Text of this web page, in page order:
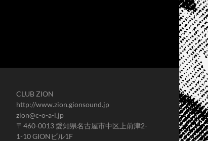
CLUB ZION
http://www.zion.gionsound.jp
zion@c-o-a-l.jp
〒460-0013 愛知県名古屋市中区上前津2-
1-10 GIONビル1F